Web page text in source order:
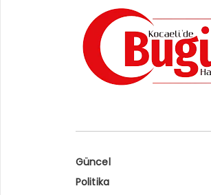
Güncel
Politika